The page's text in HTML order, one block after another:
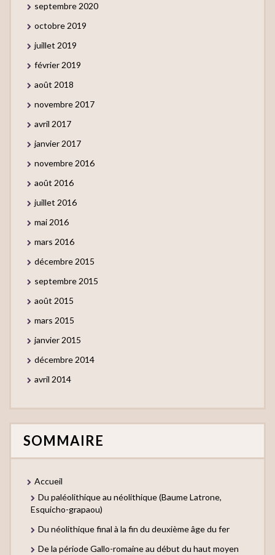
septembre 2020
octobre 2019
juillet 2019
février 2019
août 2018
novembre 2017
avril 2017
janvier 2017
novembre 2016
août 2016
juillet 2016
mai 2016
mars 2016
décembre 2015
septembre 2015
août 2015
mars 2015
janvier 2015
décembre 2014
avril 2014
SOMMAIRE
Accueil
Du paléolithique au néolithique (Baume Latrone,
Esquicho-grapaou)
Du néolithique final à la fin du deuxième âge du fer
De la période Gallo-romaine au début du haut moyen